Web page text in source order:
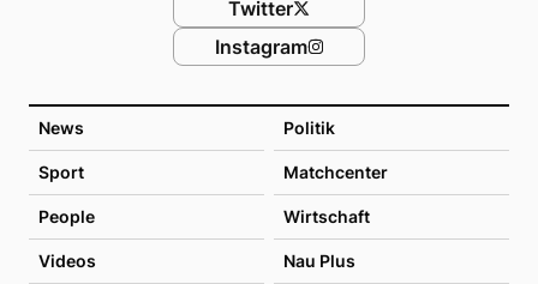
News Politik
Sport Matchcenter
People Wirtschaft
Videos Nau Plus
Twitter
Instagram